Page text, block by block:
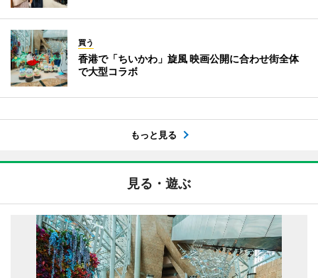
買う
香港で「ちいかわ」旋風 映画公開に合わせ街全体
で大型コラボ
もっと見る
見る・遊ぶ